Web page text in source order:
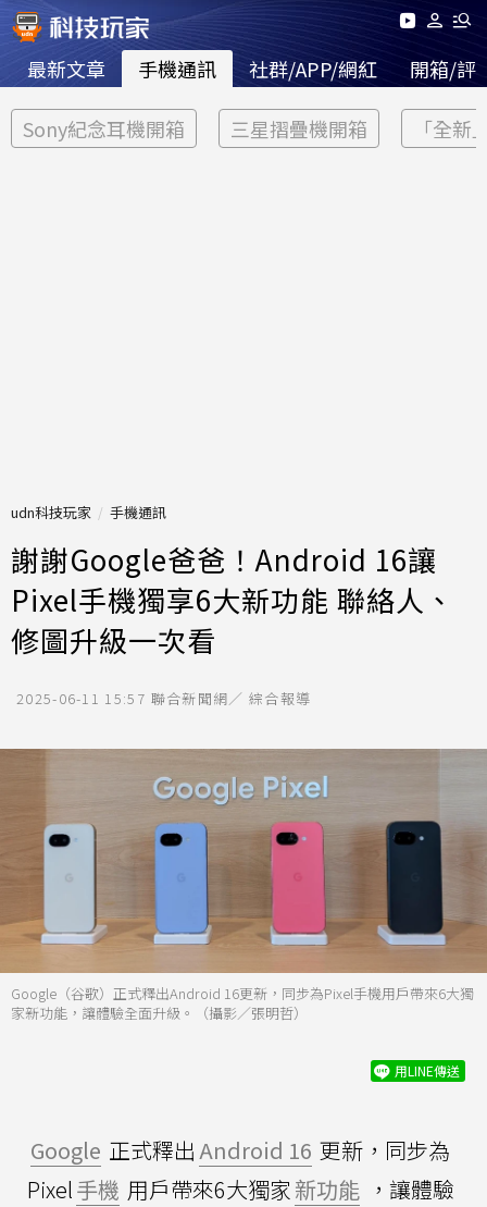
最新文章 手機通訊 社群/APP/網紅 開箱/評
Sony紀念耳機開箱 三星摺疊機開箱 「全新
udn科技玩家 手機通訊
謝謝Google爸爸！Android 16讓
Pixel手機獨享6大新功能 聯絡人、
修圖升級一次看
2025-06-11 15:57 聯合新聞網／ 綜合報導
Google（谷歌）正式釋出Android 16更新，同步為Pixel手機用戶帶來6大獨
家新功能，讓體驗全面升級。（攝影／張明哲）
用LINE傳送
Google 正式釋出Android 16 更新，同步為
Pixel手機 用戶帶來6大獨家 新功能 ，讓體驗